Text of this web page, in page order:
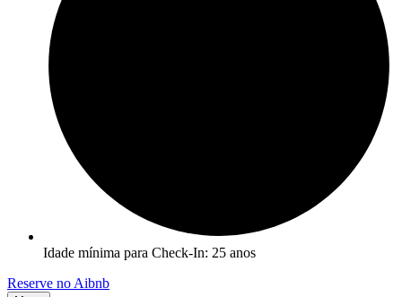
Idade mínima para Check-In: 25 anos
Reserve no Aibnb